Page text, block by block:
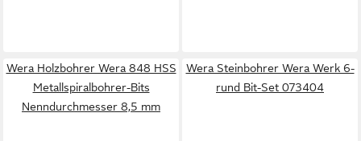
Wera Holzbohrer Wera 848 HSS
Metallspiralbohrer-Bits
Nenndurchmesser 8,5 mm
Wera Steinbohrer Wera Werk 6-
rund Bit-Set 073404